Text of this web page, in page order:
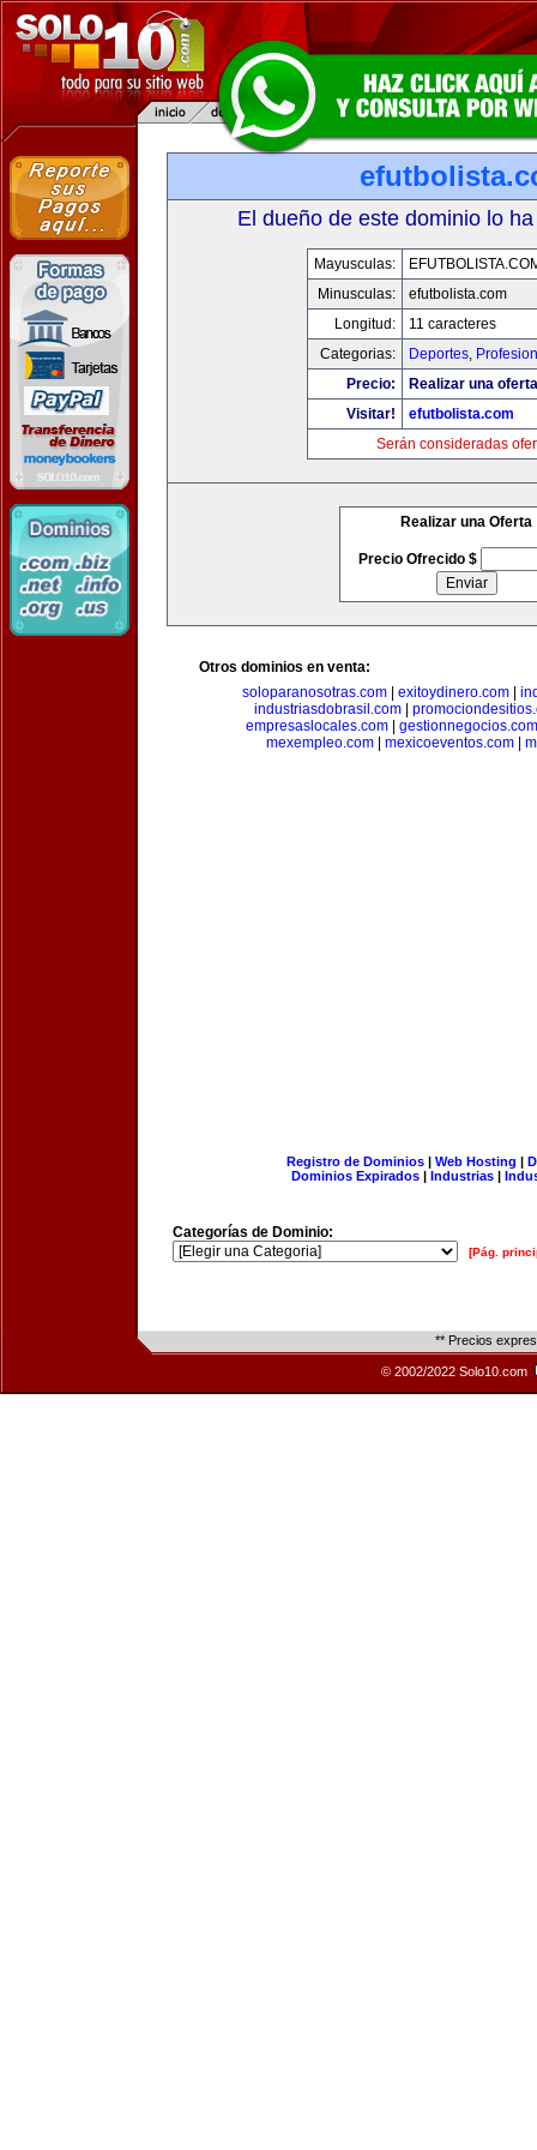
El dueño de este dominio lo
Mayusculas:
Minusculas:
efutbolista.com
Longitud:
11 caracteres
Categorias:
Deportes,
Precio:
Realizar una
Visitar!
efutbolista.com
Serán consideradas
Realizar una Oferta
Precio Ofrecido $
Otros dominios en venta:
soloparanosotras.com
exitoydinero.com
industriasdobrasil.com|
empresaslocales.com| gestionnegocios.com
mexempleo.com| mexicoeventos.com|
Registro de Dominios| Web Hosting |
Dominios Expirados | Industrias |
Categorías de Dominio:
[Pág.
** Precios
© 2002/2022 Solo10.com